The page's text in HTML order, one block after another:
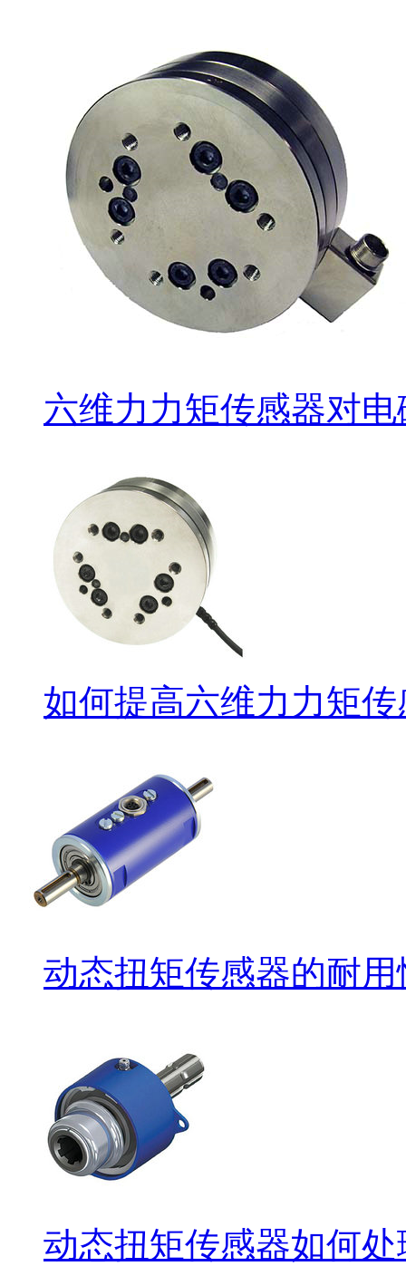
六维力力矩传感器对
如何提高六维力力矩
动态扭矩传感器的耐
动态扭矩传感器如何